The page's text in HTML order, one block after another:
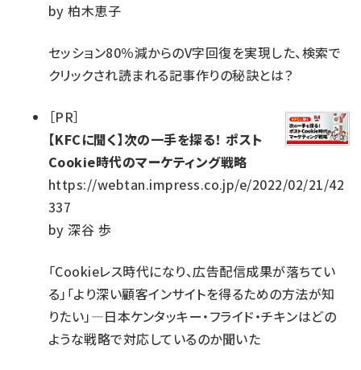
by柏木恵子
セッション80％減からのV字回復を実現した、検索で
クリックされ読まれる記事作りの秘訣とは？
［PR］
【KFCに聞く】次の一手を探る！ ポスト
Cookie時代のマーケティング戦略
https://webtan.impress.co.jp/e/2022/02/21/42
337
by深谷 歩
「Cookieレス時代になり、広告配信成果が落ちてい
る」「より深い顧客インサイトを得るための方法が知
りたい」―日本ケンタッキー・フライド・チキンはどの
ような戦略で対応しているのか聞いた